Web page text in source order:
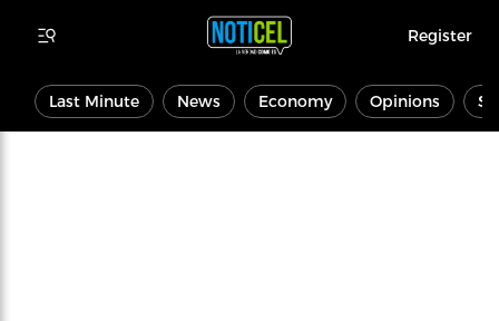
Register
Last Minute News Economy Opinions